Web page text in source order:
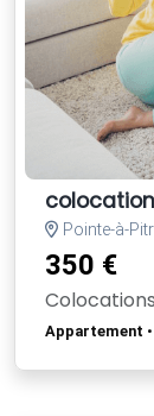
colocation
Pointe-à-
350 €
Appartement •